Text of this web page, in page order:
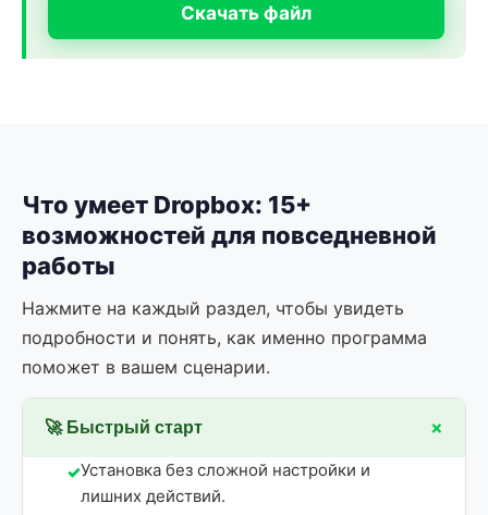
Скачать файл
Что умеет Dropbox: 15+
возможностей для повседневной
работы
Нажмите на каждый раздел, чтобы увидеть
подробности и понять, как именно программа
поможет в вашем сценарии.
🚀 Быстрый старт +
Установка без сложной настройки и
лишних действий.